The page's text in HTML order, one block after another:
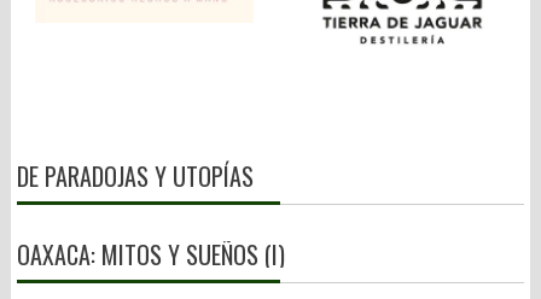
DE PARADOJAS Y UTOPÍAS
OAXACA: MITOS Y SUEÑOS (I)